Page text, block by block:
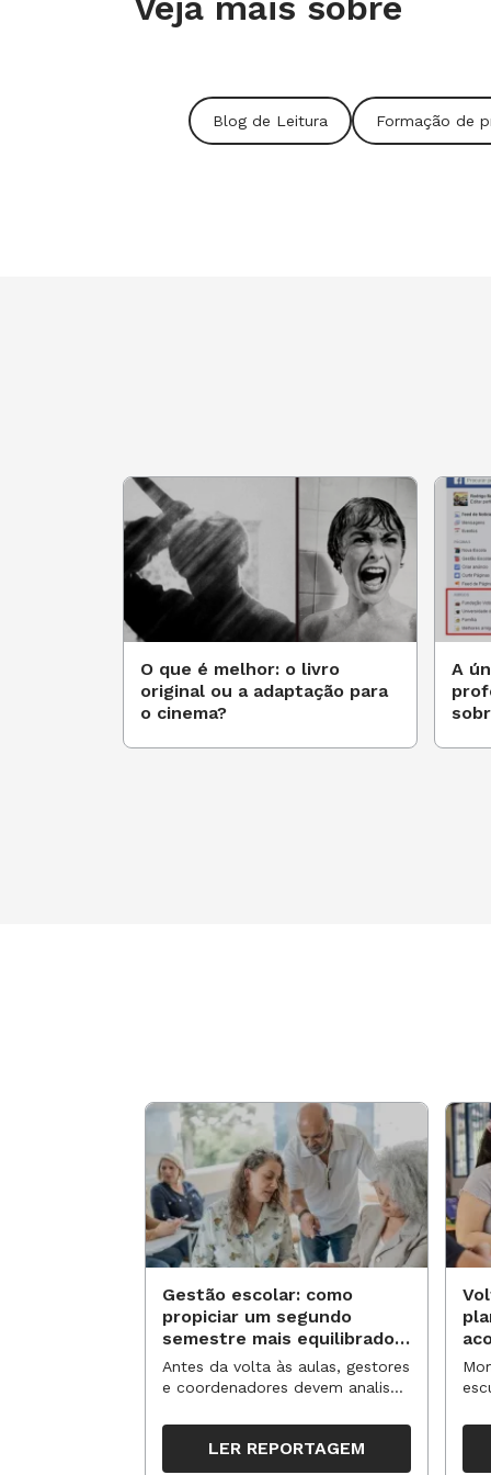
Fátima Fonseca, coordenadora
gestores precisam garantir para a
Vinicius de Moraes
Blog de Leitura Formação de
O que é melhor: o livro
original ou a adaptação para
o cinema?
A
Gestão escolar: como
propiciar um segundo
semestre mais equilibrado
para os professores?
Antes da volta às aulas, gestores
e coordenadores devem analisar
organizar ações para orientar o
trabalho pedagógico ao longo
do período
LER REPORTAGEM